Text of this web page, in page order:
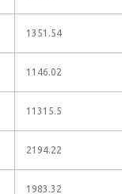
1351.54
1146.02
11315.5
2194.22
1983.32